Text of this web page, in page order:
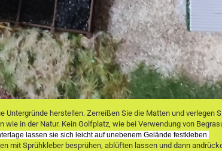
Untergründe herstellen. Zerreißen Sie die Matten und verlegen
wie in der Natur. Kein Golfplatz, wie bei Verwendung von
lassen sie sich leicht auf unebenem Gelände festkleben.
mit Sprühkleber besprühen, ablüften lassen und dann